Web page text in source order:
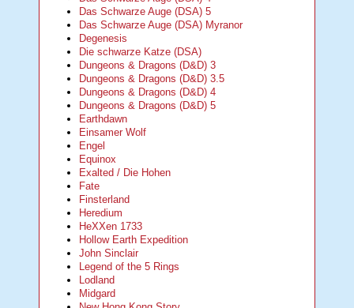
Das Schwarze Auge (DSA) 5
Das Schwarze Auge (DSA) Myranor
Degenesis
Die schwarze Katze (DSA)
Dungeons & Dragons (D&D) 3
Dungeons & Dragons (D&D) 3.5
Dungeons & Dragons (D&D) 4
Dungeons & Dragons (D&D) 5
Earthdawn
Einsamer Wolf
Engel
Equinox
Exalted / Die Hohen
Fate
Finsterland
Heredium
HeXXen 1733
Hollow Earth Expedition
John Sinclair
Legend of the 5 Rings
Lodland
Midgard